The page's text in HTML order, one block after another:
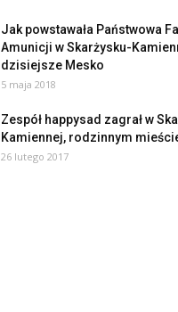
Jak powstawała Państwowa
Amunicji w Skarżysku-
dzisiejsze Mesko
5 maja 2018
Zespół happysad zagrał w
Kamiennej, rodzinnym
26 lutego 2017